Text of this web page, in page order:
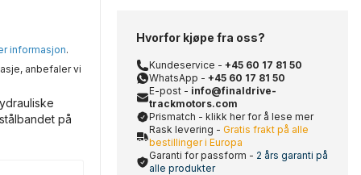
informasjon.
anbefaler vi
på
Hvorfor kjøpe fra oss?
Kundeservice - +45 60 17 81 50
WhatsApp - +45 60 17 81 50
E-post - info@finaldrive-
trackmotors.com
Prismatch - klikk her for å lese mer
Rask levering - Gratis frakt på alle
bestillinger i Europa
Garanti for passform - 2 års garanti på
alle produkter